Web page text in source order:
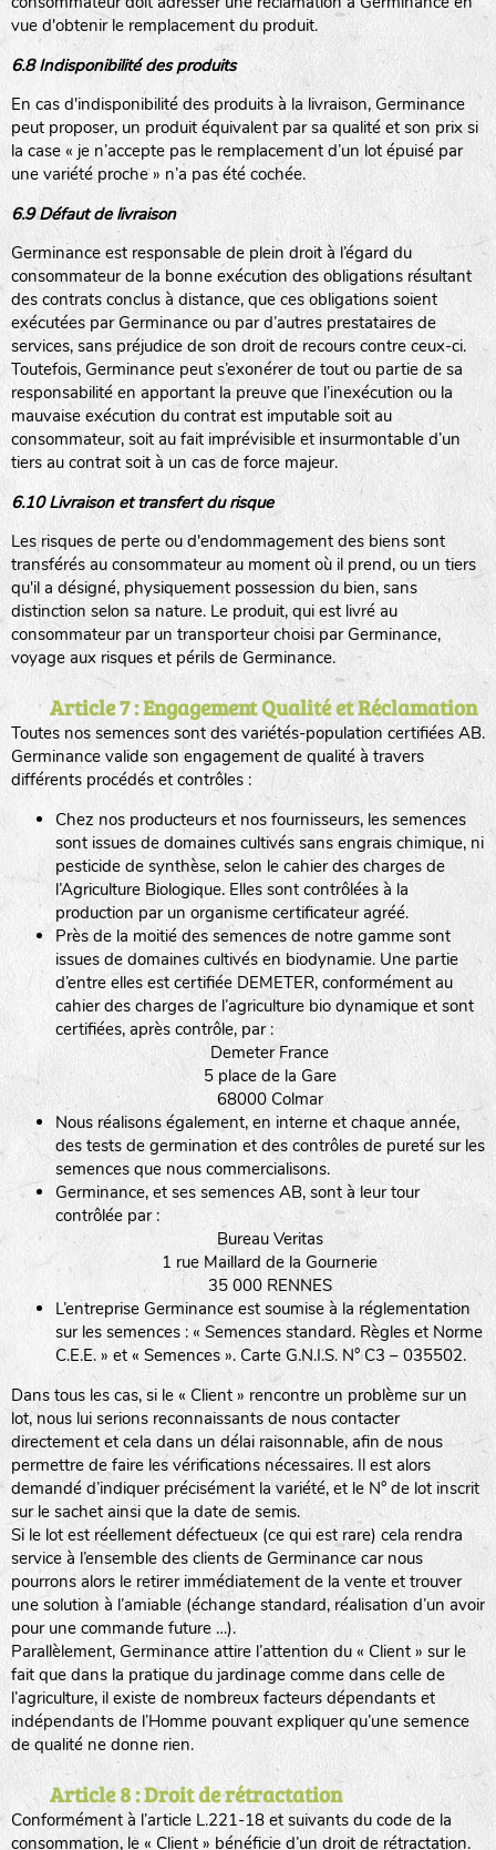
vue d'obtenir le remplacement du produit.
6.8 Indisponibilité des produits
En cas d'indisponibilité des produits à la livraison, Germinance
peut proposer, un produit équivalent par sa qualité et son prix si
la case « je n’accepte pas le remplacement d’un lot épuisé par
une variété proche » n’a pas été cochée.
6.9 Défaut de livraison
Germinance est responsable de plein droit à l’égard du
consommateur de la bonne exécution des obligations résultant
des contrats conclus à distance, que ces obligations soient
exécutées par Germinance ou par d’autres prestataires de
services, sans préjudice de son droit de recours contre ceux-ci.
Toutefois, Germinance peut s’exonérer de tout ou partie de sa
responsabilité en apportant la preuve que l’inexécution ou la
mauvaise exécution du contrat est imputable soit au
consommateur, soit au fait imprévisible et insurmontable d’un
tiers au contrat soit à un cas de force majeur.
6.10 Livraison et transfert du risque
Les risques de perte ou d'endommagement des biens sont
transférés au consommateur au moment où il prend, ou un tiers
qu'il a désigné, physiquement possession du bien, sans
distinction selon sa nature. Le produit, qui est livré au
consommateur par un transporteur choisi par Germinance,
voyage aux risques et périls de Germinance.
Article 7 : Engagement Qualité et Réclamation
Toutes nos semences sont des variétés-population certifiées AB.
Germinance valide son engagement de qualité à travers
différents procédés et contrôles :
Chez nos producteurs et nos fournisseurs, les semences
sont issues de domaines cultivés sans engrais chimique, ni
pesticide de synthèse, selon le cahier des charges de
l’Agriculture Biologique. Elles sont contrôlées à la
production par un organisme certificateur agréé.
Près de la moitié des semences de notre gamme sont
issues de domaines cultivés en biodynamie. Une partie
d’entre elles est certifiée DEMETER, conformément au
cahier des charges de l’agriculture bio dynamique et sont
certifiées, après contrôle, par :
Demeter France
5 place de la Gare
68000 Colmar
Nous réalisons également, en interne et chaque année,
des tests de germination et des contrôles de pureté sur les
semences que nous commercialisons.
Germinance, et ses semences AB, sont à leur tour
contrôlée par :
Bureau Veritas
1 rue Maillard de la Gournerie
35 000 RENNES
L’entreprise Germinance est soumise à la réglementation
sur les semences : « Semences standard. Règles et Norme
C.E.E. » et « Semences ». Carte G.N.I.S. N° C3 – 035502.
Dans tous les cas, si le « Client » rencontre un problème sur un
lot, nous lui serions reconnaissants de nous contacter
directement et cela dans un délai raisonnable, afin de nous
permettre de faire les vérifications nécessaires. Il est alors
demandé d’indiquer précisément la variété, et le N° de lot inscrit
sur le sachet ainsi que la date de semis.
Si le lot est réellement défectueux (ce qui est rare) cela rendra
service à l’ensemble des clients de Germinance car nous
pourrons alors le retirer immédiatement de la vente et trouver
une solution à l’amiable (échange standard, réalisation d’un avoir
pour une commande future …).
Parallèlement, Germinance attire l’attention du « Client » sur le
fait que dans la pratique du jardinage comme dans celle de
l’agriculture, il existe de nombreux facteurs dépendants et
indépendants de l’Homme pouvant expliquer qu’une semence
de qualité ne donne rien.
Article 8 : Droit de rétractation
Conformément à l’article L.221-18 et suivants du code de la
consommation, le « Client » bénéficie d’un droit de rétractation.